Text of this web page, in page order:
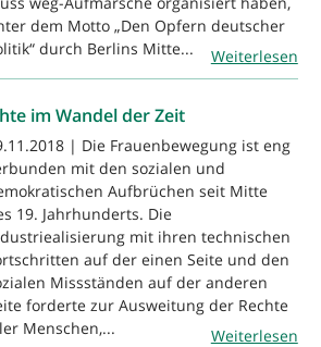
dem Motto „Den Opfern deutscher
durch Berlins Mitte...
Weiterlesen
im Wandel der Zeit
| Die Frauenbewegung ist eng
mit den sozialen und
Aufbrüchen seit Mitte
19. Jahrhunderts. Die
mit ihren technischen
auf der einen Seite und den
Missständen auf der anderen
forderte zur Ausweitung der Rechte
Menschen,...
Weiterlesen